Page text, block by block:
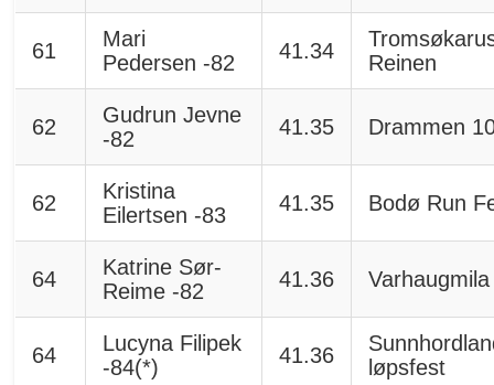
61
Mari
Pedersen -82
41.34
Reinen
62
Gudrun Jevne
-82
41.35 Drammen
62
Kristina
Eilertsen -83
41.35 Bodø Run
64
Katrine Sør-
Reime -82
41.36 Varhaugmila
64
Lucyna Filipek
-84(*)
41.36
løpsfest